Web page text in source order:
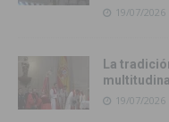
19/07/2026
La
19/07/2026